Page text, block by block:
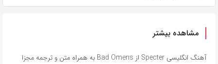
مشاهده بیشتر
آهنگ انگلیسی Specter از Bad Omens به همراه متن و ترجمه مجزا